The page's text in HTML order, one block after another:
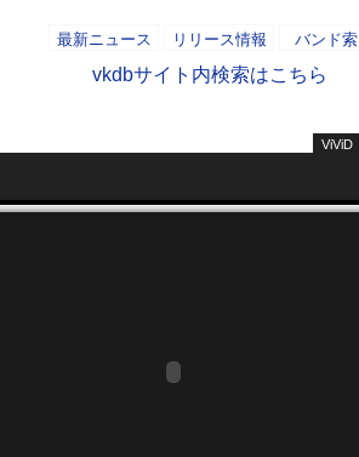
最新ニュース リリース情報 バンド
vkdbサイト内検索はこちら
ViViD